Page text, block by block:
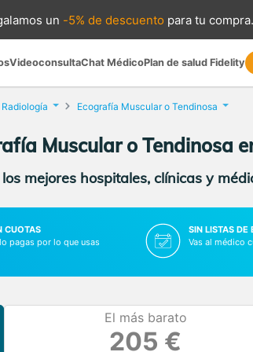
un -5% de descuento para tu compra.
VideoconsultaChat MédicoPlan de salud Fidelity
Radiología Ecografía Muscular o Tendinosa
Muscular o Tendinosa
mejores hospitales, clínicas y
CUOTAS
pagas por lo que usas
SIN LISTAS DE
Vas al médico
El más barato
205 €